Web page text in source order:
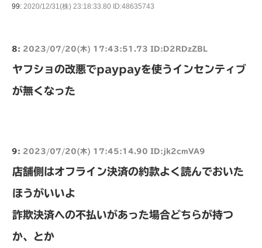
99: 2020/12/31(株) 23:18:33.80 ID:48635743
8: 2023/07/20(木) 17:43:51.73 ID:D2RDzZBL
ヤフショの改悪でpaypayを使うインセンティブ
が無くなった
9: 2023/07/20(木) 17:45:14.90 ID:jk2cmVA9
店舗側はオフライン決済の約款よく読んでおいた
ほうがいいよ
詐欺決済への不払いがあった場合どちらが持つ
か、とか